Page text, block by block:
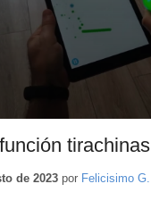
tirachinas
de 2023por Felicisimo G.